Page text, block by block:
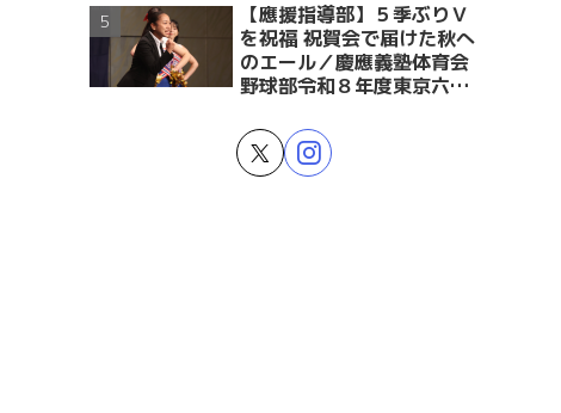
【應援指導部】５季ぶりＶ
を祝福 祝賀会で届けた秋へ
のエール／慶應義塾体育会
野球部令和８年度東京六大
賀会～後編～